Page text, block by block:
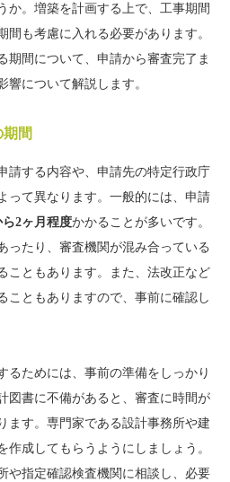
か。増築を計画する上で、工事期間
間も考慮に入れる必要があります。
期間について、申請から審査完了ま
響について解説します。
間
請する内容や、申請先の特定行政庁
って異なります。一般的には、申請
ら2ヶ月程度かかることが多いです。
ったり、審査機関が混み合っている
こともあります。また、法改正など
こともありますので、事前に確認し
るためには、事前の準備をしっかり
図書に不備があると、審査に時間が
ます。専門家である設計事務所や建
作成してもらうようにしましょう。
や指定確認検査機関に相談し、必要